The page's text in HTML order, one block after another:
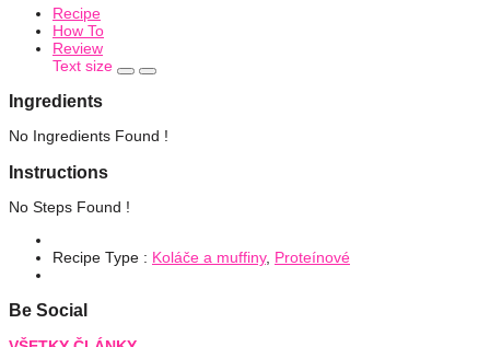
Recipe
How To
Review
Text size
Ingredients
No Ingredients Found !
Instructions
No Steps Found !
Recipe Type : Koláče a muffiny, Proteínové
Be Social